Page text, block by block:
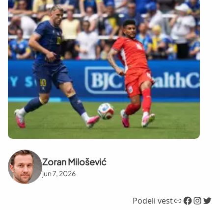
Zoran Milošević
jun 7, 2026
Podeli vestLink Facebook InstagramTwitter